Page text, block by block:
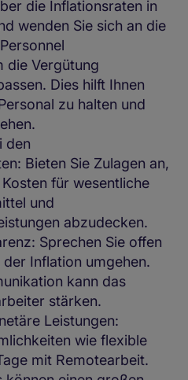
die Inflationsraten in
wenden Sie sich an die
die Vergütung
Dies hilft Ihnen
zu halten und
den
Bieten Sie Zulagen an,
für wesentliche
und
abzudecken.
Sprechen Sie offen
Inflation umgehen.
kann das
stärken.
Leistungen:
wie flexible
mit Remotearbeit.